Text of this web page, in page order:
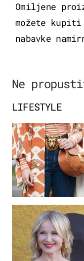
Omiljene
možete
nabavke
Ne
LIFESTYLE